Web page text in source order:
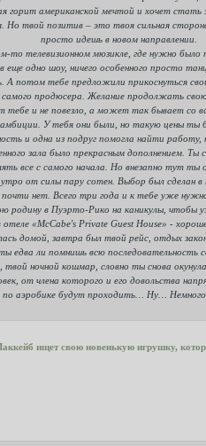
горит американской мечтой и хочет
Но твой позитив – это твоя сильная
просто идешь в новом направлении.
то телевизионном мюзикле, где нужно
еще одно шоу, ничего особенного просто
А потом тебе предложили прикоснуться
продюсера. Желание продолжать
тебе и не повезло, а может так бывает со
У тебя они были, но такую цены ты
и одна из подруг помогла найти
зала было прекрасным дополнением.
все с самого начала. Но внезапно тут
от силы пару сотен. Выбор был сделан
нет. Всего три года и к тебе уже
родину в Пуэрто-Рико на каникулы,
«McCabe's Private Guest House» -
домой, завтра был твой рейс, отдых
едва ли помнишь всю последовательность
ночной кошмар, словно ты снова
от члена которого и его довольства
по аэробике будут проходить… Ну… Немного
ищет свою новенькую игрушку,